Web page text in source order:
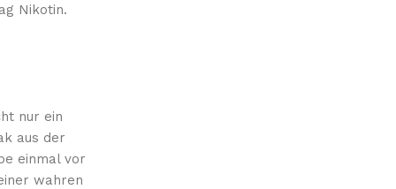
Nikotin.
nur ein
aus der
einmal vor
wahren